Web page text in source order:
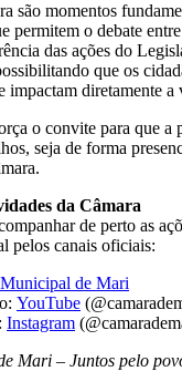
são momentos
permitem o debate
das ações do
que os
impactam diretamente
o convite para que a
seja de forma
da Câmara
de perto as
pelos canais oficiais:
de Mari
YouTube
Instagram
Mari – Juntos pelo